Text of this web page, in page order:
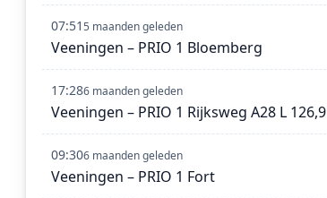
07:515 maanden geleden
Veeningen – PRIO 1 Bloemberg
17:286 maanden geleden
Veeningen – PRIO 1 Rijksweg A28 L 126,9
09:306 maanden geleden
Veeningen – PRIO 1 Fort